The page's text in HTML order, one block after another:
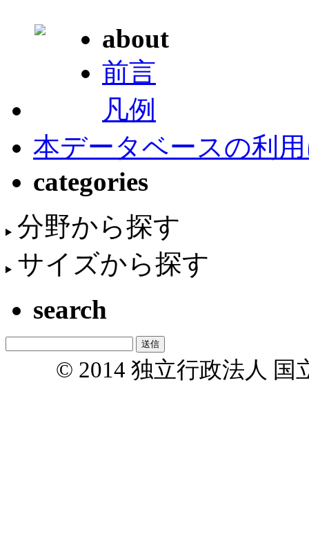
about
前言
凡例
本データベースの利
categories
分野から探す
サイズから探す
search
© 2014 独立行政法人 国